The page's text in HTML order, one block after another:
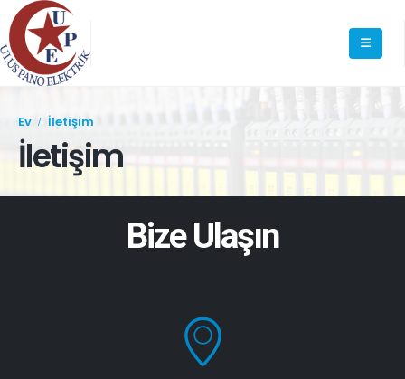
Ev İletişim
İletişim
Bize Ulaşın